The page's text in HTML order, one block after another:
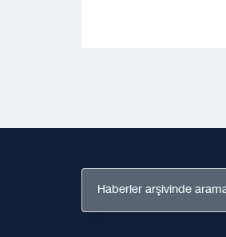
Haberler arşivinde